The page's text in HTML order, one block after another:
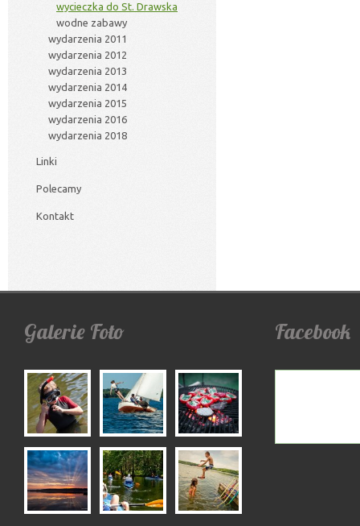
wycieczka do St. Drawska
wodne zabawy
wydarzenia 2011
wydarzenia 2012
wydarzenia 2013
wydarzenia 2014
wydarzenia 2015
wydarzenia 2016
wydarzenia 2018
Linki
Polecamy
Kontakt
Galerie Foto Facebook